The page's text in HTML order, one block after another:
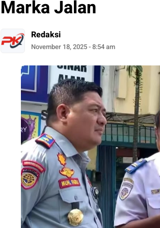
Marka Jalan
Redaksi
November 18, 2025 - 8:54 am